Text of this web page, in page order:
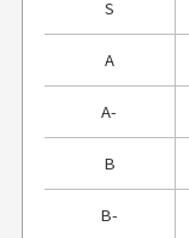
S
A
A-
B
B-